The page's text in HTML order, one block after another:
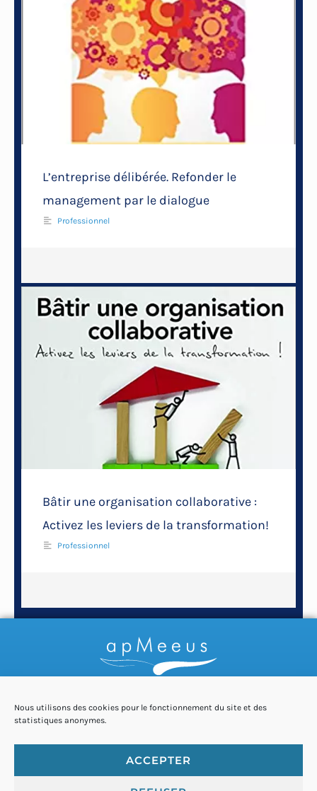
Nous utilisons des cookies pour le fonctionnement du site et des
statistiques anonymes.
ACCEPTER
L’entreprise délibérée. Refonder le
management par le dialogue
Professionnel
Bâtir une organisation collaborative :
Activez les leviers de la transformation!
Professionnel
Coach du changement
BRUXELLES